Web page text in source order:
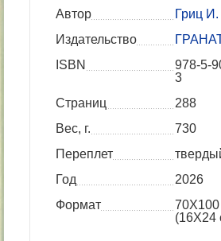
Автор
Гриц И.
Издательство
ISBN
978-5-
3
Страниц
288
Вес, г.
730
Переплет
Год
2026
Формат
70Х100
(16X24